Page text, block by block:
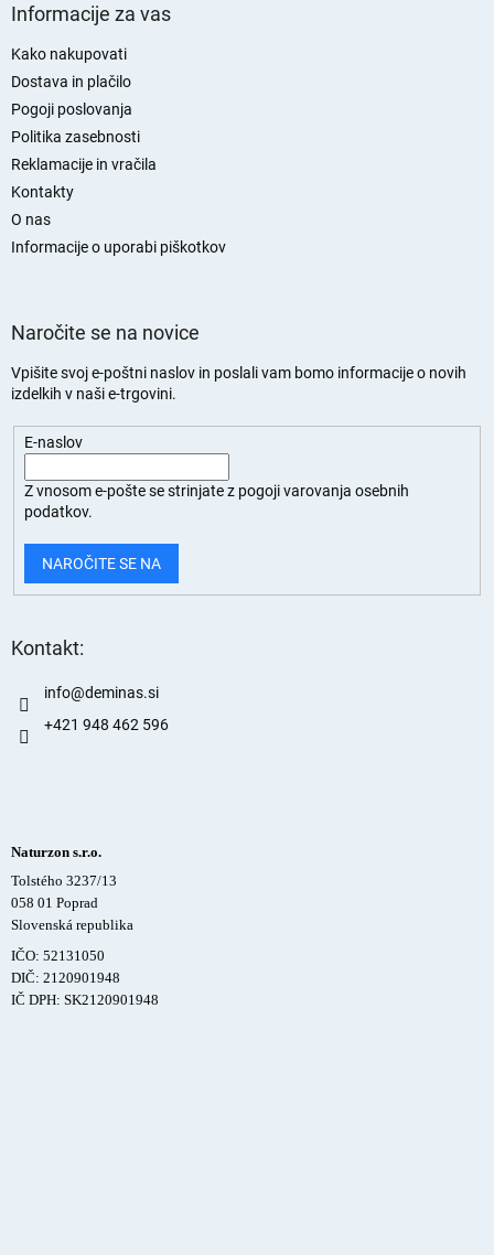
Informacije za vas
Kako nakupovati
Dostava in plačilo
Pogoji poslovanja
Politika zasebnosti
Reklamacije in vračila
Kontakty
O nas
Informacije o uporabi piškotkov
Naročite se na novice
Vpišite svoj e-poštni naslov in poslali vam bomo informacije o novih
izdelkih v naši e-trgovini.
E-naslov
Z vnosom e-pošte se strinjate z pogoji varovanja osebnih
podatkov.
NAROČITE SE NA
Kontakt:
info@deminas.si
+421 948 462 596
Naturzon s.r.o.
Tolstého 3237/13
058 01 Poprad
Slovenská republika
IČO: 52131050
DIČ: 2120901948
IČ DPH: SK2120901948